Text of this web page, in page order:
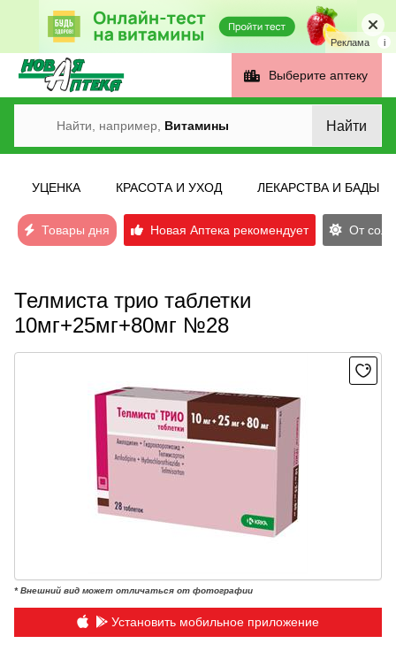
Реклама i
Выберите аптеку
Найти, например, Витамины Найти
УЦЕНКА КРАСОТА И УХОД ЛЕКАРСТВА И БАДЫ
Товары дня Новая Аптека рекомендует От
Телмиста трио таблетки
10мг+25мг+80мг №28
* Внешний вид может отличаться от фотографии
Установить мобильное приложение